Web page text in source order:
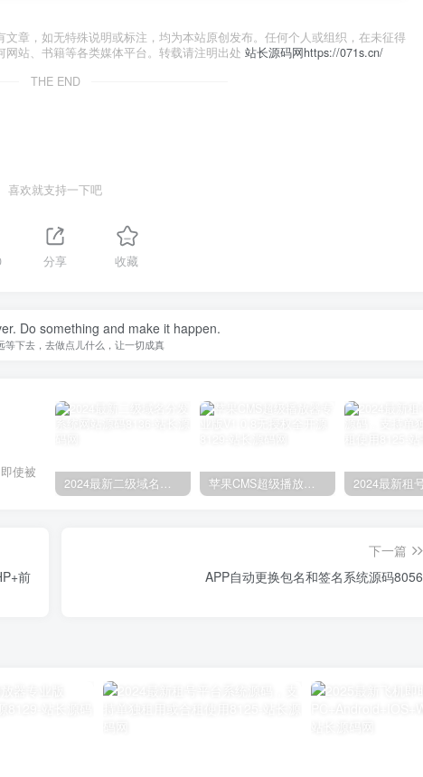
章，如无特殊说明或标注，均为本站原创发布。任何个人或组织，在未征得
站、书籍等各类媒体平台。转载请注明出处 站长源码网https://071s.cn/
THE END
喜欢就支持一下吧
分享 收藏
Do something and make it happen.
等下去，去做点儿什么，让一切成真
使被
2024最新二级域名分发系统网站源码8136 苹果CMS超级播放器专业版V1.0.8无授权全开源8129
前
下一篇
APP自动更换包名和签名系统源码8056